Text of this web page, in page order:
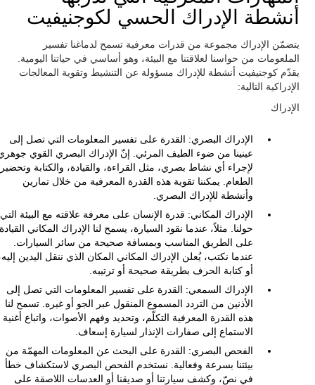
أنشطة الإدراك الحسي لكوجنيفيت
يتضمّن الإدراك مجموعة من قدرات معرفية تسمح لدماغنا تفسير
الملعومات من حواسنا لعلاقتنا مع البيئة، وهو أساسي في حياتنا اليومية.
يقدّم كوجنيفيت أنشطة للإدراك مسؤولة عن التنشيط وتقوية المعالجات
الإدراكية التالية:
الإدراك
الإدراك البصري: القدرة على تفسير المعلومات التي تصل إلى
عينينا من ضوء الطيف المرئي. إنّ الإدراك البصري القوي
لإجراء أي نشاط بصري، مثل القراءة، والقيادة، والكتابة وتحضير
الطعام. يمكننا تقوية هذه القدرة المعرفية من خلال تمارين
وأنشطة للإدراك البصري.
الإدراك المكاني: قدرة الإنسان على معرفة علاقته مع البيئة التي
حولنا. مثلاً، عندما نقود السيارة، يسمح لنا الإدراك المكاني القيادة
على الطريق المناسب وبمسافة صحيحة من سائر السيارات.
عندما نكتب، يُعلن الإدراك المكاني المكان الذي ننقل اليدين
أو كتابة الحرف بطريقة صحيحة أو ترتيبه.
الإدراك السمعي: القدرة على تفسير المعلومات التي تصل إلى
الأذنين من التردد المسموع المنقول عبر الجو أو غيره. تسمح لنا
هذه القدرة المعرفية التكلّم، وتحديد وفهم الأصوات، واتباع أغنية
الاستماع إلى صفارات الإنذار لسيارة إسعاف.
الفحص البصري: القدرة على البحث عن المعلومات المهمّة من
بيئتنا بسرعة وفعالية. نستخدم الفحص البصري لاستكشاف خطأ
في نصّ، وكشف سيارتنا أو صديقنا أو العدسات اللاصقة على